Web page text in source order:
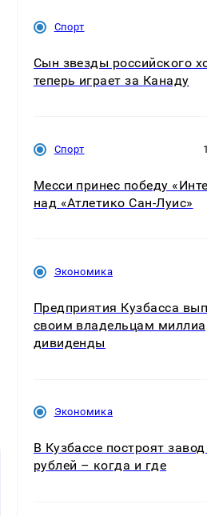
Спорт
Сын звезды российского
теперь играет за Канаду
Спорт
Месси принес победу
над «Атлетико Сан-Луис»
Экономика
Предприятия Кузбасса
своим владельцам
дивиденды
Экономика
В Кузбассе построят
рублей – когда и где